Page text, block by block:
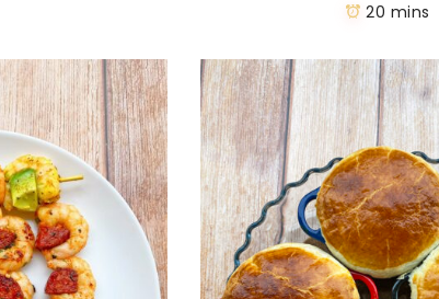
20 mins